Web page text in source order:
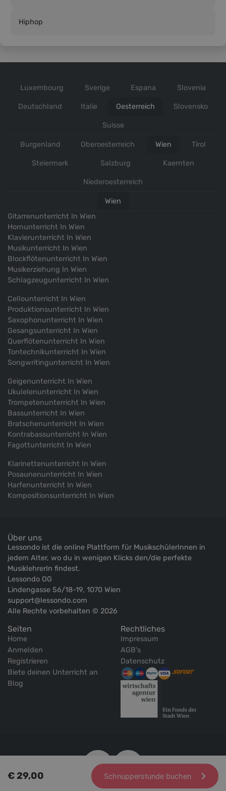
Hiphop
€ 29,00 Schnupperstunde buchen
Luxembourg Sverige Espana Slovenia
Deutschland Italie Oesterreich Slovensko
Suisse
Burgenland Oberoesterreich Wien Tirol
Steiermark Salzburg Kaernten
Niederoesterreich
Wien
Gitarrenunterricht In Wien
Hornunterricht In Wien
Klavierunterricht In Wien
Musikunterricht In Wien
Blockflötenunterricht In Wien
Musikerziehung In Wien
Schlagzeugunterricht In Wien
Cellounterricht In Wien
Produktionsunterricht In Wien
Saxophonunterricht In Wien
Gesangsunterricht In Wien
Querflötenunterricht In Wien
Tontechnikunterricht In Wien
Songwritingunterricht In Wien
Geigenunterricht In Wien
Ukulelenunterricht In Wien
Trompetenunterricht In Wien
Bassunterricht In Wien
Bratschenunterricht In Wien
Kontrabassunterricht In Wien
Fagottunterricht In Wien
Klarinettenunterricht In Wien
Posaunenunterricht In Wien
Harfenunterricht In Wien
Kompositionsunterricht In Wien
Über uns
Lessondo ist die online Plattform für MusikschülerInnen in
jedem Alter, wo du in wenigen Klicks den/die perfekte
MusiklehrerIn findest.
Lessondo OG
Lindengasse 56/18-19, 1070 Wien
support@lessondo.com
Alle Rechte vorbehalten © 2026
Seiten
Home
Anmelden
Registrieren
Biete deinen Unterricht an
Blog
Rechtliches
Impressum
AGB's
Datenschutz